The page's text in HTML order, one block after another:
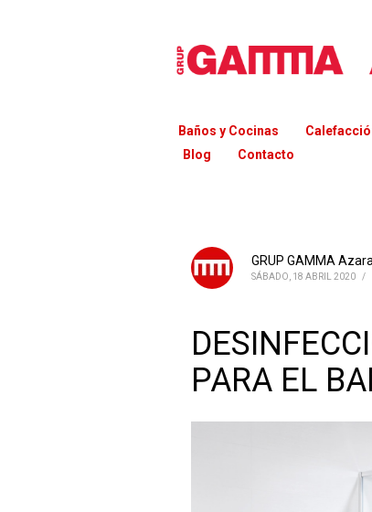
Baños y Cocinas
Blog
Contacto
GRUP GAMMA Azara
SÁBADO, 18 ABRIL 2020 /
PARA EL